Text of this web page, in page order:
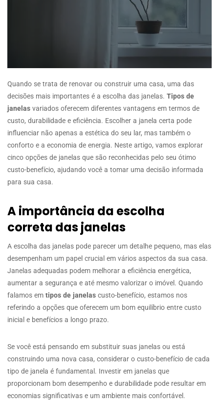
Quando se trata de renovar ou construir uma casa, uma das
decisões mais importantes é a escolha das janelas. Tipos de
janelas variados oferecem diferentes vantagens em termos de
custo, durabilidade e eficiência. Escolher a janela certa pode
influenciar não apenas a estética do seu lar, mas também o
conforto e a economia de energia. Neste artigo, vamos explorar
cinco opções de janelas que são reconhecidas pelo seu ótimo
custo-benefício, ajudando você a tomar uma decisão informada
para sua casa.
A importância da escolha
correta das janelas
A escolha das janelas pode parecer um detalhe pequeno, mas elas
desempenham um papel crucial em vários aspectos da sua casa.
Janelas adequadas podem melhorar a eficiência energética,
aumentar a segurança e até mesmo valorizar o imóvel. Quando
falamos em tipos de janelas custo-benefício, estamos nos
referindo a opções que oferecem um bom equilíbrio entre custo
inicial e benefícios a longo prazo.
Se você está pensando em substituir suas janelas ou está
construindo uma nova casa, considerar o custo-benefício de cada
tipo de janela é fundamental. Investir em janelas que
proporcionam bom desempenho e durabilidade pode resultar em
economias significativas e um ambiente mais confortável.